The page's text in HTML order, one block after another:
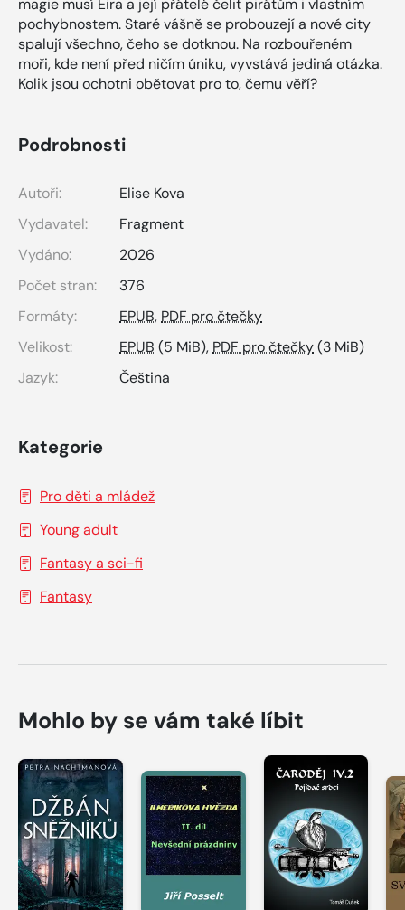
magie musí Eira a její přátelé čelit pirátům i vlastním
pochybnostem. Staré vášně se probouzejí a nové city
spalují všechno, čeho se dotknou. Na rozbouřeném
moři, kde není před ničím úniku, vyvstává jediná otázka.
Kolik jsou ochotni obětovat pro to, čemu věří?
Podrobnosti
Autoři:
Elise Kova
Vydavatel:
Fragment
Vydáno:
2026
Počet stran:
376
Formáty:
EPUB,PDF pro čtečky
Velikost:
EPUB (5 MiB),PDF pro čtečky(3 MiB)
Jazyk:
Čeština
Kategorie
Pro děti a mládež
Young adult
Fantasy a sci-fi
Fantasy
Mohlo by se vám také líbit